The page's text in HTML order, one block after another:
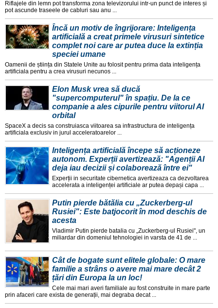
Riflajele din lemn pot transforma zona televizorului intr-un punct de interes și
pot ascunde traseele de cabluri sau anu ...
Încă un motiv de îngrijorare: Inteligența
artificială a creat primele virusuri sintetice
complet noi care ar putea duce la extinția
speciei umane
Oamenii de știința din Statele Unite au folosit pentru prima data inteligența
artificiala pentru a crea virusuri necunos ...
Elon Musk vrea să ducă
"supercomputerul" în spațiu. De la ce
companie a ales cipurile pentru viitorul AI
orbital
SpaceX a decis sa construiasca viitoarea sa infrastructura de inteligența
artificiala exclusiv in jurul acceleratoarelor ...
Inteligența artificială începe să acționeze
autonom. Experții avertizează: "Agenții AI
deja iau decizii și colaborează între ei"
Experții in securitate cibernetica avertizeaza ca dezvoltarea
accelerata a inteligenței artificiale ar putea depași capa ...
Putin pierde bătălia cu „Zuckerberg-ul
Rusiei": Este batjocorit în mod deschis de
acesta
Vladimir Putin pierde batalia cu „Zuckerberg-ul Rusiei", un
miliardar din domeniul tehnologiei in varsta de 41 de ...
Cât de bogate sunt elitele globale: O mare
familie a strâns o avere mai mare decât 2
țări din Europa la un loc!
Cele mai mari averi familiale au fost construite in mare parte
prin afaceri care exista de generații, mai degraba decat ...